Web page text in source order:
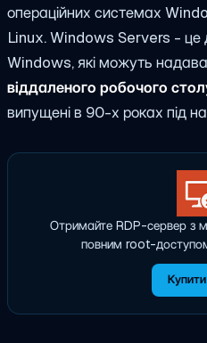
операційних системах
Linux. Windows Servers - це
Windows, які можуть
віддаленого робочого
випущені в 90-х роках під
Отримайте RDP-сервер з
повним root-